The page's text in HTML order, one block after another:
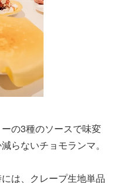
の3種のソースで味変
らないチョモランマ。
は、クレープ生地単品